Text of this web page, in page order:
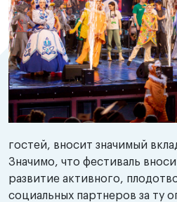
гостей, вносит значимый
Значимо, что фестиваль
развитие активного,
социальных партнеров за ту